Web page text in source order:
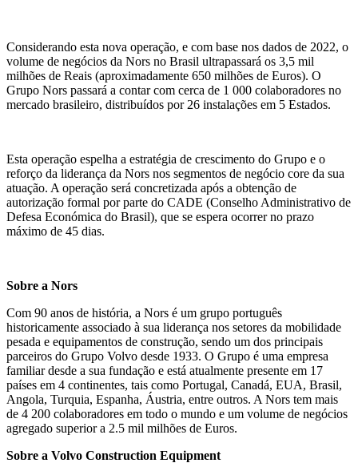
Considerando esta nova operação, e com base nos dados de 2022, o
volume de negócios da Nors no Brasil ultrapassará os 3,5 mil
milhões de Reais (aproximadamente 650 milhões de Euros). O
Grupo Nors passará a contar com cerca de 1 000 colaboradores no
mercado brasileiro, distribuídos por 26 instalações em 5 Estados.
Esta operação espelha a estratégia de crescimento do Grupo e o
reforço da liderança da Nors nos segmentos de negócio core da sua
atuação. A operação será concretizada após a obtenção de
autorização formal por parte do CADE (Conselho Administrativo de
Defesa Económica do Brasil), que se espera ocorrer no prazo
máximo de 45 dias.
Sobre a Nors
Com 90 anos de história, a Nors é um grupo português
historicamente associado à sua liderança nos setores da mobilidade
pesada e equipamentos de construção, sendo um dos principais
parceiros do Grupo Volvo desde 1933. O Grupo é uma empresa
familiar desde a sua fundação e está atualmente presente em 17
países em 4 continentes, tais como Portugal, Canadá, EUA, Brasil,
Angola, Turquia, Espanha, Áustria, entre outros. A Nors tem mais
de 4 200 colaboradores em todo o mundo e um volume de negócios
agregado superior a 2.5 mil milhões de Euros.
Sobre a Volvo Construction Equipment